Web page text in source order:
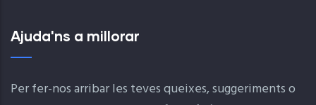
Ajuda'ns a millorar
Per fer-nos arribar les teves queixes, suggeriments o